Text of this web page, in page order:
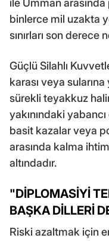
ile Umman arasında
binlerce mil uzakta
sınırları son derece
Güçlü Silahlı
karası veya
sürekli teyakkuz
yakınındaki
basit kazalar veya
arasında kalma
altındadır.
"DİPLOMASİYİ
BAŞKA DİLLERİ
Riski azaltmak için